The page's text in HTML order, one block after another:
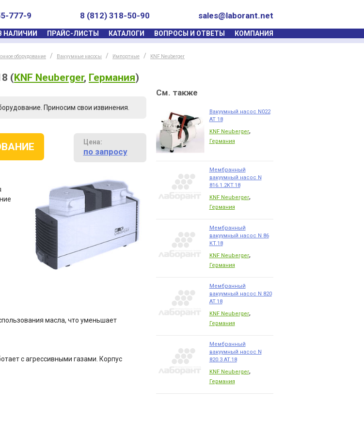
sales@laborant.net
8 (812) 318-50-90
777-9
НАЛИЧИИ ПРАЙС-ЛИСТЫ КАТАЛОГИ ВОПРОСЫ И ОТВЕТЫ КОМПАНИЯ
оборудование Вакуумные насосы Импортные KNF Neuberger
(KNF Neuberger, Германия)
Приносим свои извинения.
Цена:
по запросу
масла, что уменьшает
с агрессивными газами. Корпус
См. также
Вакуумный насос N022
AT 18
KNF Neuberger,
Германия
Мембранный
вакуумный насос N
816.1.2KT.18
KNF Neuberger,
Германия
Мембранный
вакуумный насос N 86
KT.18
KNF Neuberger,
Германия
Мембранный
вакуумный насос N 820
AT.18
KNF Neuberger,
Германия
Мембранный
вакуумный насос N
820.3 AT.18
KNF Neuberger,
Германия